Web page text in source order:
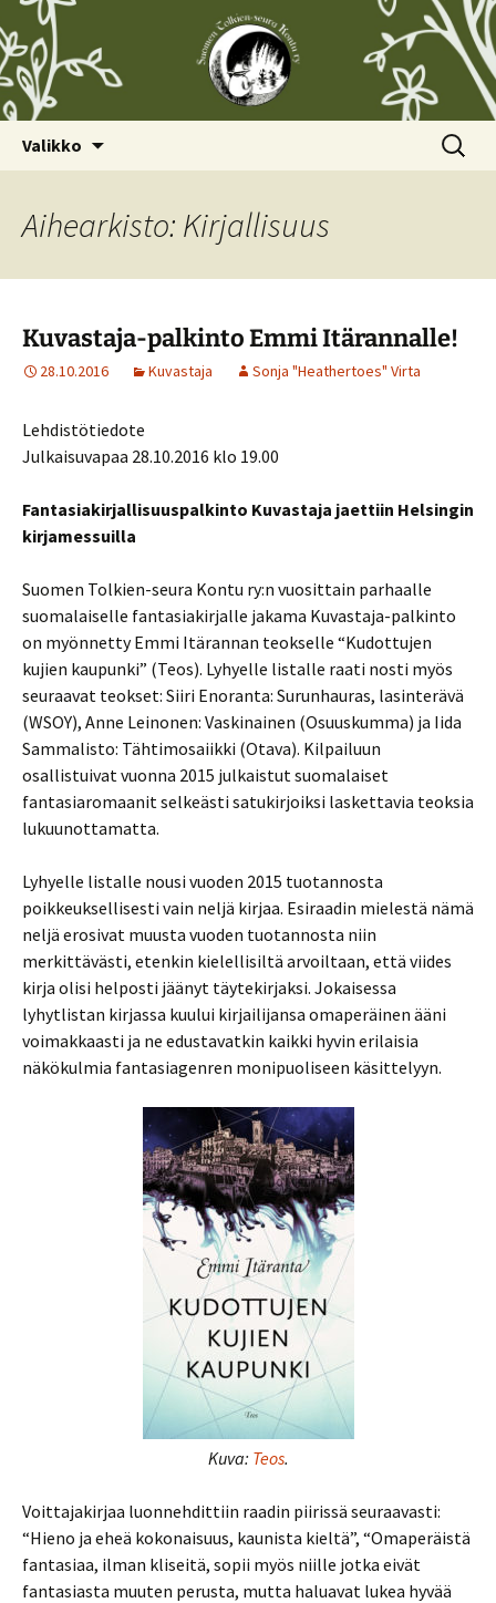
Valikko Haku:
Aihearkisto: Kirjallisuus
Kuvastaja-palkinto Emmi Itärannalle!
28.10.2016 Kuvastaja Sonja "Heathertoes" Virta
Lehdistötiedote
Julkaisuvapaa 28.10.2016 klo 19.00
Fantasiakirjallisuuspalkinto Kuvastaja jaettiin Helsingin
kirjamessuilla
Suomen Tolkien-seura Kontu ry:n vuosittain parhaalle
suomalaiselle fantasiakirjalle jakama Kuvastaja-palkinto
on myönnetty Emmi Itärannan teokselle “Kudottujen
kujien kaupunki” (Teos). Lyhyelle listalle raati nosti myös
seuraavat teokset: Siiri Enoranta: Surunhauras, lasinterävä
(WSOY), Anne Leinonen: Vaskinainen (Osuuskumma) ja Iida
Sammalisto: Tähtimosaiikki (Otava). Kilpailuun
osallistuivat vuonna 2015 julkaistut suomalaiset
fantasiaromaanit selkeästi satukirjoiksi laskettavia teoksia
lukuunottamatta.
Lyhyelle listalle nousi vuoden 2015 tuotannosta
poikkeuksellisesti vain neljä kirjaa. Esiraadin mielestä nämä
neljä erosivat muusta vuoden tuotannosta niin
merkittävästi, etenkin kielellisiltä arvoiltaan, että viides
kirja olisi helposti jäänyt täytekirjaksi. Jokaisessa
lyhytlistan kirjassa kuului kirjailijansa omaperäinen ääni
voimakkaasti ja ne edustavatkin kaikki hyvin erilaisia
näkökulmia fantasiagenren monipuoliseen käsittelyyn.
Kuva: Teos.
Voittajakirjaa luonnehdittiin raadin piirissä seuraavasti:
“Hieno ja eheä kokonaisuus, kaunista kieltä”, “Omaperäistä
fantasiaa, ilman kliseitä, sopii myös niille jotka eivät
fantasiasta muuten perusta, mutta haluavat lukea hyvää